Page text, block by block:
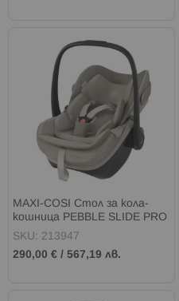
MAXI-COSI Стол за кола-
кошница PEBBLE SLIDE PRO
I-SIZE (40-87см) SAPPHIRE
SKU: 213947
290,00 € / 567,19 лв.